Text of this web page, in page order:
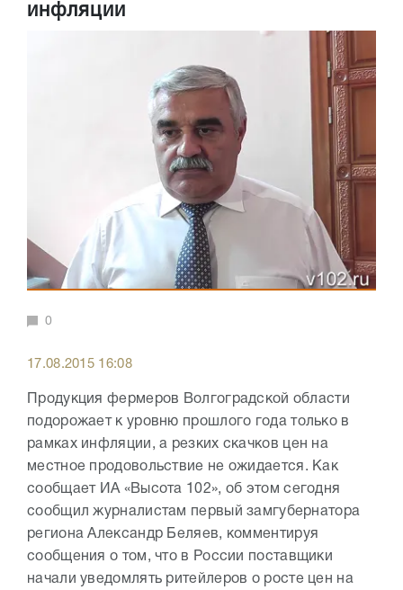
инфляции
0
17.08.2015 16:08
Продукция фермеров Волгоградской области
подорожает к уровню прошлого года только в
рамках инфляции, а резких скачков цен на
местное продовольствие не ожидается. Как
сообщает ИА «Высота 102», об этом сегодня
сообщил журналистам первый замгубернатора
региона Александр Беляев, комментируя
сообщения о том, что в России поставщики
начали уведомлять ритейлеров о росте цен на